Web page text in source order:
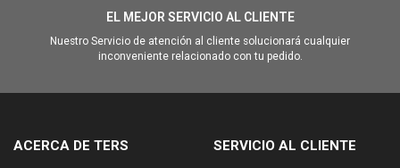
EL MEJOR SERVICIO AL CLIENTE
Nuestro Servicio de atención al cliente solucionará cualquier
inconveniente relacionado con tu pedido.
ACERCA DE TERS SERVICIO AL CLIENTE